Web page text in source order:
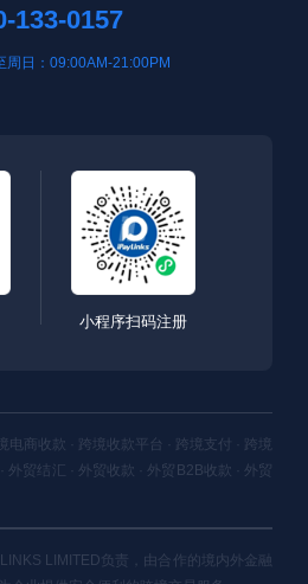
133-0157
周日：09:00AM-21:00PM
小程序扫码注册
电商收款 · 跨境收款平台 · 跨境支付 · 跨境
外贸结汇 · 外贸收款 · 外贸B2B收款 · 外贸
LIMITED负责，由合作的境内外金融